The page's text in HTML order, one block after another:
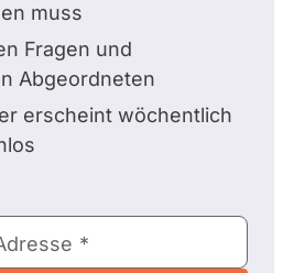
muss
Fragen und
Abgeordneten
erscheint wöchentlich